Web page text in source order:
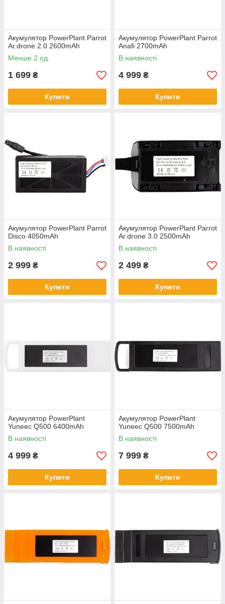
Акумулятор PowerPlant Parrot
Ar.drone 2.0 2600mAh
Менше 2 од.
1 699 ₴
Купити
Акумулятор PowerPlant Parrot
Anafi 2700mAh
В наявності
4 999 ₴
Купити
Акумулятор PowerPlant Parrot
Disco 4050mAh
В наявності
2 999 ₴
Купити
Акумулятор PowerPlant Parrot
Ar.drone 3.0 2500mAh
В наявності
2 499 ₴
Купити
Акумулятор PowerPlant
Yuneec Q500 6400mAh
В наявності
4 999 ₴
Купити
Акумулятор PowerPlant
Yuneec Q500 7500mAh
В наявності
7 999 ₴
Купити